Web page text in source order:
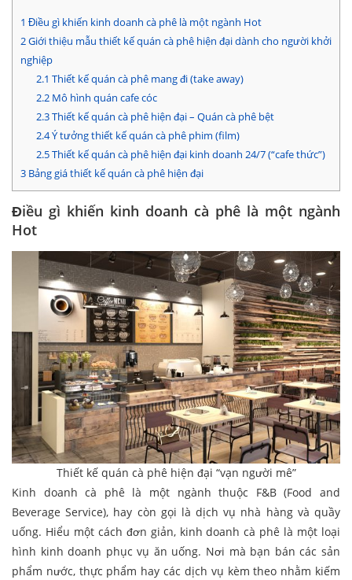
1 Điều gì khiến kinh doanh cà phê là một ngành Hot
2Giới thiệu mẫu thiết kế quán cà phê hiện đại dành cho người khởi
nghiệp
2.1 Thiết kế quán cà phê mang đi (take away)
2.2Mô hình quán cafe cóc
2.3Thiết kế quán cà phê hiện đại – Quán cà phê bệt
2.4Ý tưởng thiết kế quán cà phê phim (film)
2.5Thiết kế quán cà phê hiện đại kinh doanh 24/7 (“cafe thức”)
3 Bảng giá thiết kế quán cà phê hiện đại
Điều gì khiến kinh doanh cà phê là một ngành
Hot
Thiết kế quán cà phê hiện đại “vạn người mê”
Kinh doanh cà phê là một ngành thuộc F&B (Food and
Beverage Service), hay còn gọi là dịch vụ nhà hàng và quầy
uống. Hiểu một cách đơn giản, kinh doanh cà phê là một loại
hình kinh doanh phục vụ ăn uống. Nơi mà bạn bán các sản
phẩm nước, thực phẩm hay các dịch vụ kèm theo nhằm kiếm